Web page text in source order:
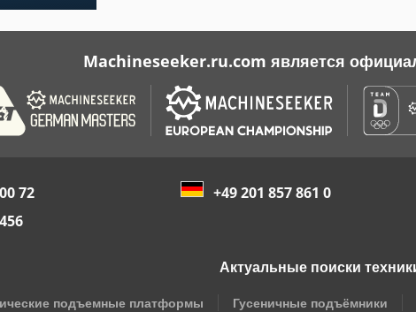
Machineseeker.ru.com является
72 +49 201 857 861 0
Актуальные поиски
подъемные платформы Гусеничные подъёмники